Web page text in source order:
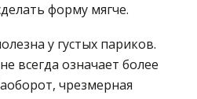
форму мягче.
у густых париков.
всегда означает более
чрезмерная